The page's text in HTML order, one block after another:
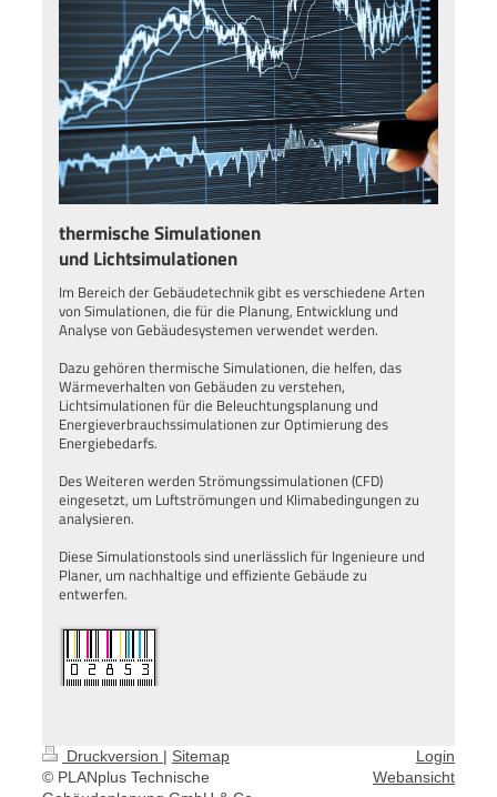
thermische Simulationen
und Lichtsimulationen
Im Bereich der Gebäudetechnik gibt es verschiedene Arten
von Simulationen, die für die Planung, Entwicklung und
Analyse von Gebäudesystemen verwendet werden.
Dazu gehören thermische Simulationen, die helfen, das
Wärmeverhalten von Gebäuden zu verstehen,
Lichtsimulationen für die Beleuchtungsplanung und
Energieverbrauchssimulationen zur Optimierung des
Energiebedarfs.
Des Weiteren werden Strömungssimulationen (CFD)
eingesetzt, um Luftströmungen und Klimabedingungen zu
analysieren.
Diese Simulationstools sind unerlässlich für Ingenieure und
Planer, um nachhaltige und effiziente Gebäude zu
entwerfen.
Druckversion | Sitemap
© PLANplus Technische
Login
Webansicht